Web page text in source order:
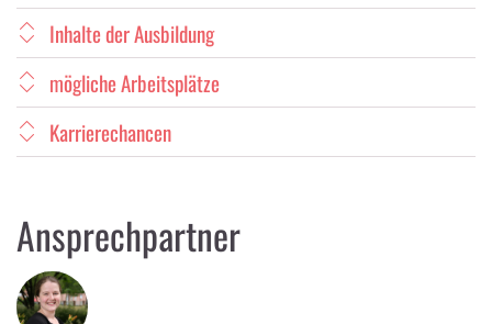
Inhalte der Ausbildung
mögliche Arbeitsplätze
Karrierechancen
Ansprechpartner